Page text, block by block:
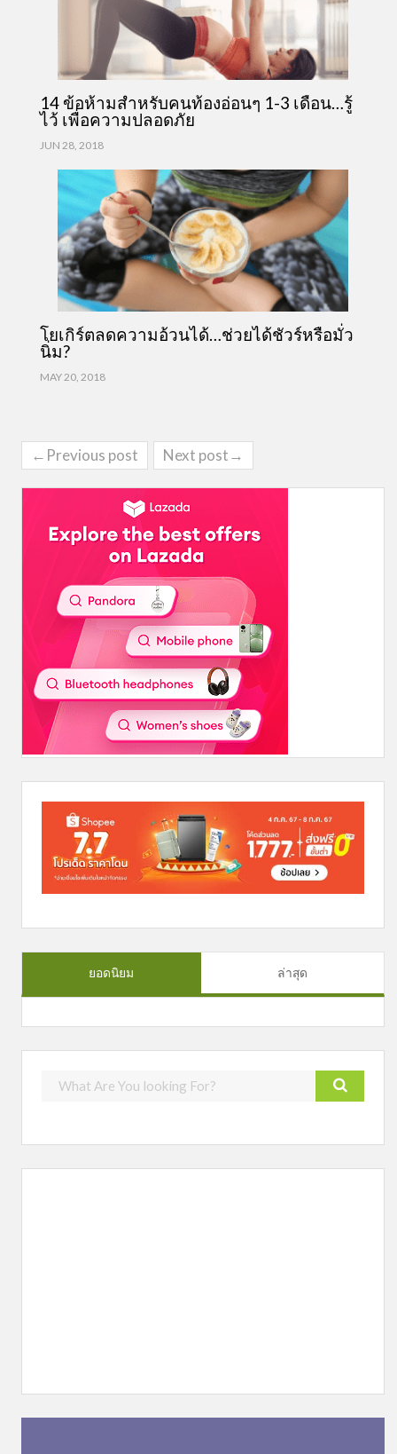
14 ข้อห้ามสำหรับคนท้องอ่อนๆ 1-3 เดือน…รู้
ไว้ เพื่อความปลอดภัย
JUN 28, 2018
โยเกิร์ตลดความอ้วนได้…ช่วยได้ชัวร์หรือมั่ว
นิ่ม?
MAY 20, 2018
←Previous post Next post→
ยอดนิยม ล่าสุด